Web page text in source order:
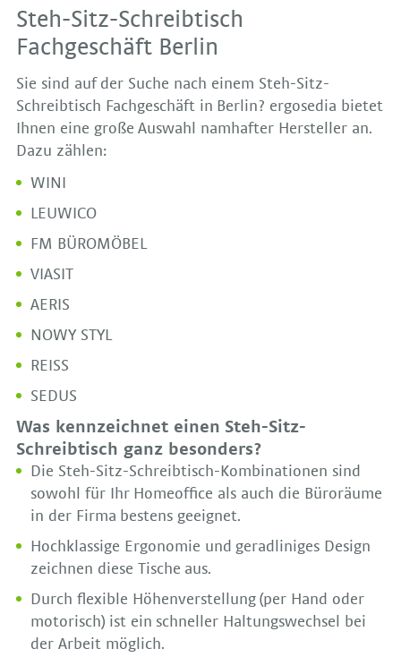
Steh-Sitz-Schreibtisch
Fachgeschäft Berlin
Sie sind auf der Suche nach einem Steh-Sitz-
Schreibtisch Fachgeschäft in Berlin? ergosedia bietet
Ihnen eine große Auswahl namhafter Hersteller an.
Dazu zählen:
WINI
LEUWICO
FM BÜROMÖBEL
VIASIT
AERIS
NOWY STYL
REISS
SEDUS
Was kennzeichnet einen Steh-Sitz-
Schreibtisch ganz besonders?
Die Steh-Sitz-Schreibtisch-Kombinationen sind
sowohl für Ihr Homeoffice als auch die Büroräume
in der Firma bestens geeignet.
Hochklassige Ergonomie und geradliniges Design
zeichnen diese Tische aus.
Durch flexible Höhenverstellung (per Hand oder
motorisch) ist ein schneller Haltungswechsel bei
der Arbeit möglich.